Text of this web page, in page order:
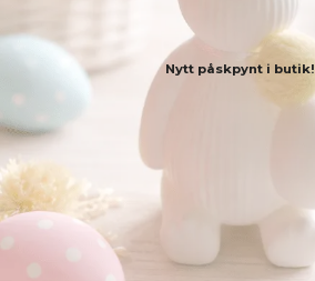
Nytt påskpynt i butik!